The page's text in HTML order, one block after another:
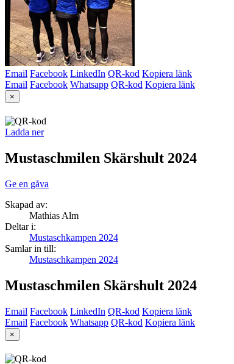
Email Facebook LinkedIn QR-kod Kopiera länk
Email Facebook Whatsapp QR-kod Kopiera länk
×
Ladda ner
Mustaschmilen Skärshult 2024
Ge en gåva
Skapad av:
Mathias Alm
Deltar i:
Mustaschkampen 2024
Samlar in till:
Mustaschkampen 2024
Mustaschmilen Skärshult 2024
Email Facebook LinkedIn QR-kod Kopiera länk
Email Facebook Whatsapp QR-kod Kopiera länk
×